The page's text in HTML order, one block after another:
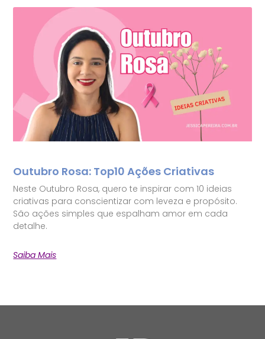
Outubro Rosa: Top10 Ações Criativas
Neste Outubro Rosa, quero te inspirar com 10 ideias
criativas para conscientizar com leveza e propósito.
São ações simples que espalham amor em cada
detalhe.
Saiba Mais